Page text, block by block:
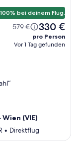
bei deinem Flug.
579 € 330 €
pro Person
Vor 1 Tag gefunden
“
Wien (VIE)
• Direktflug